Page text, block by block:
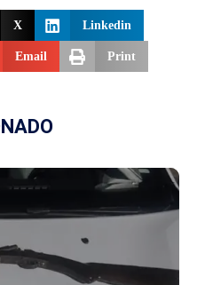
X Linkedin
Email Print